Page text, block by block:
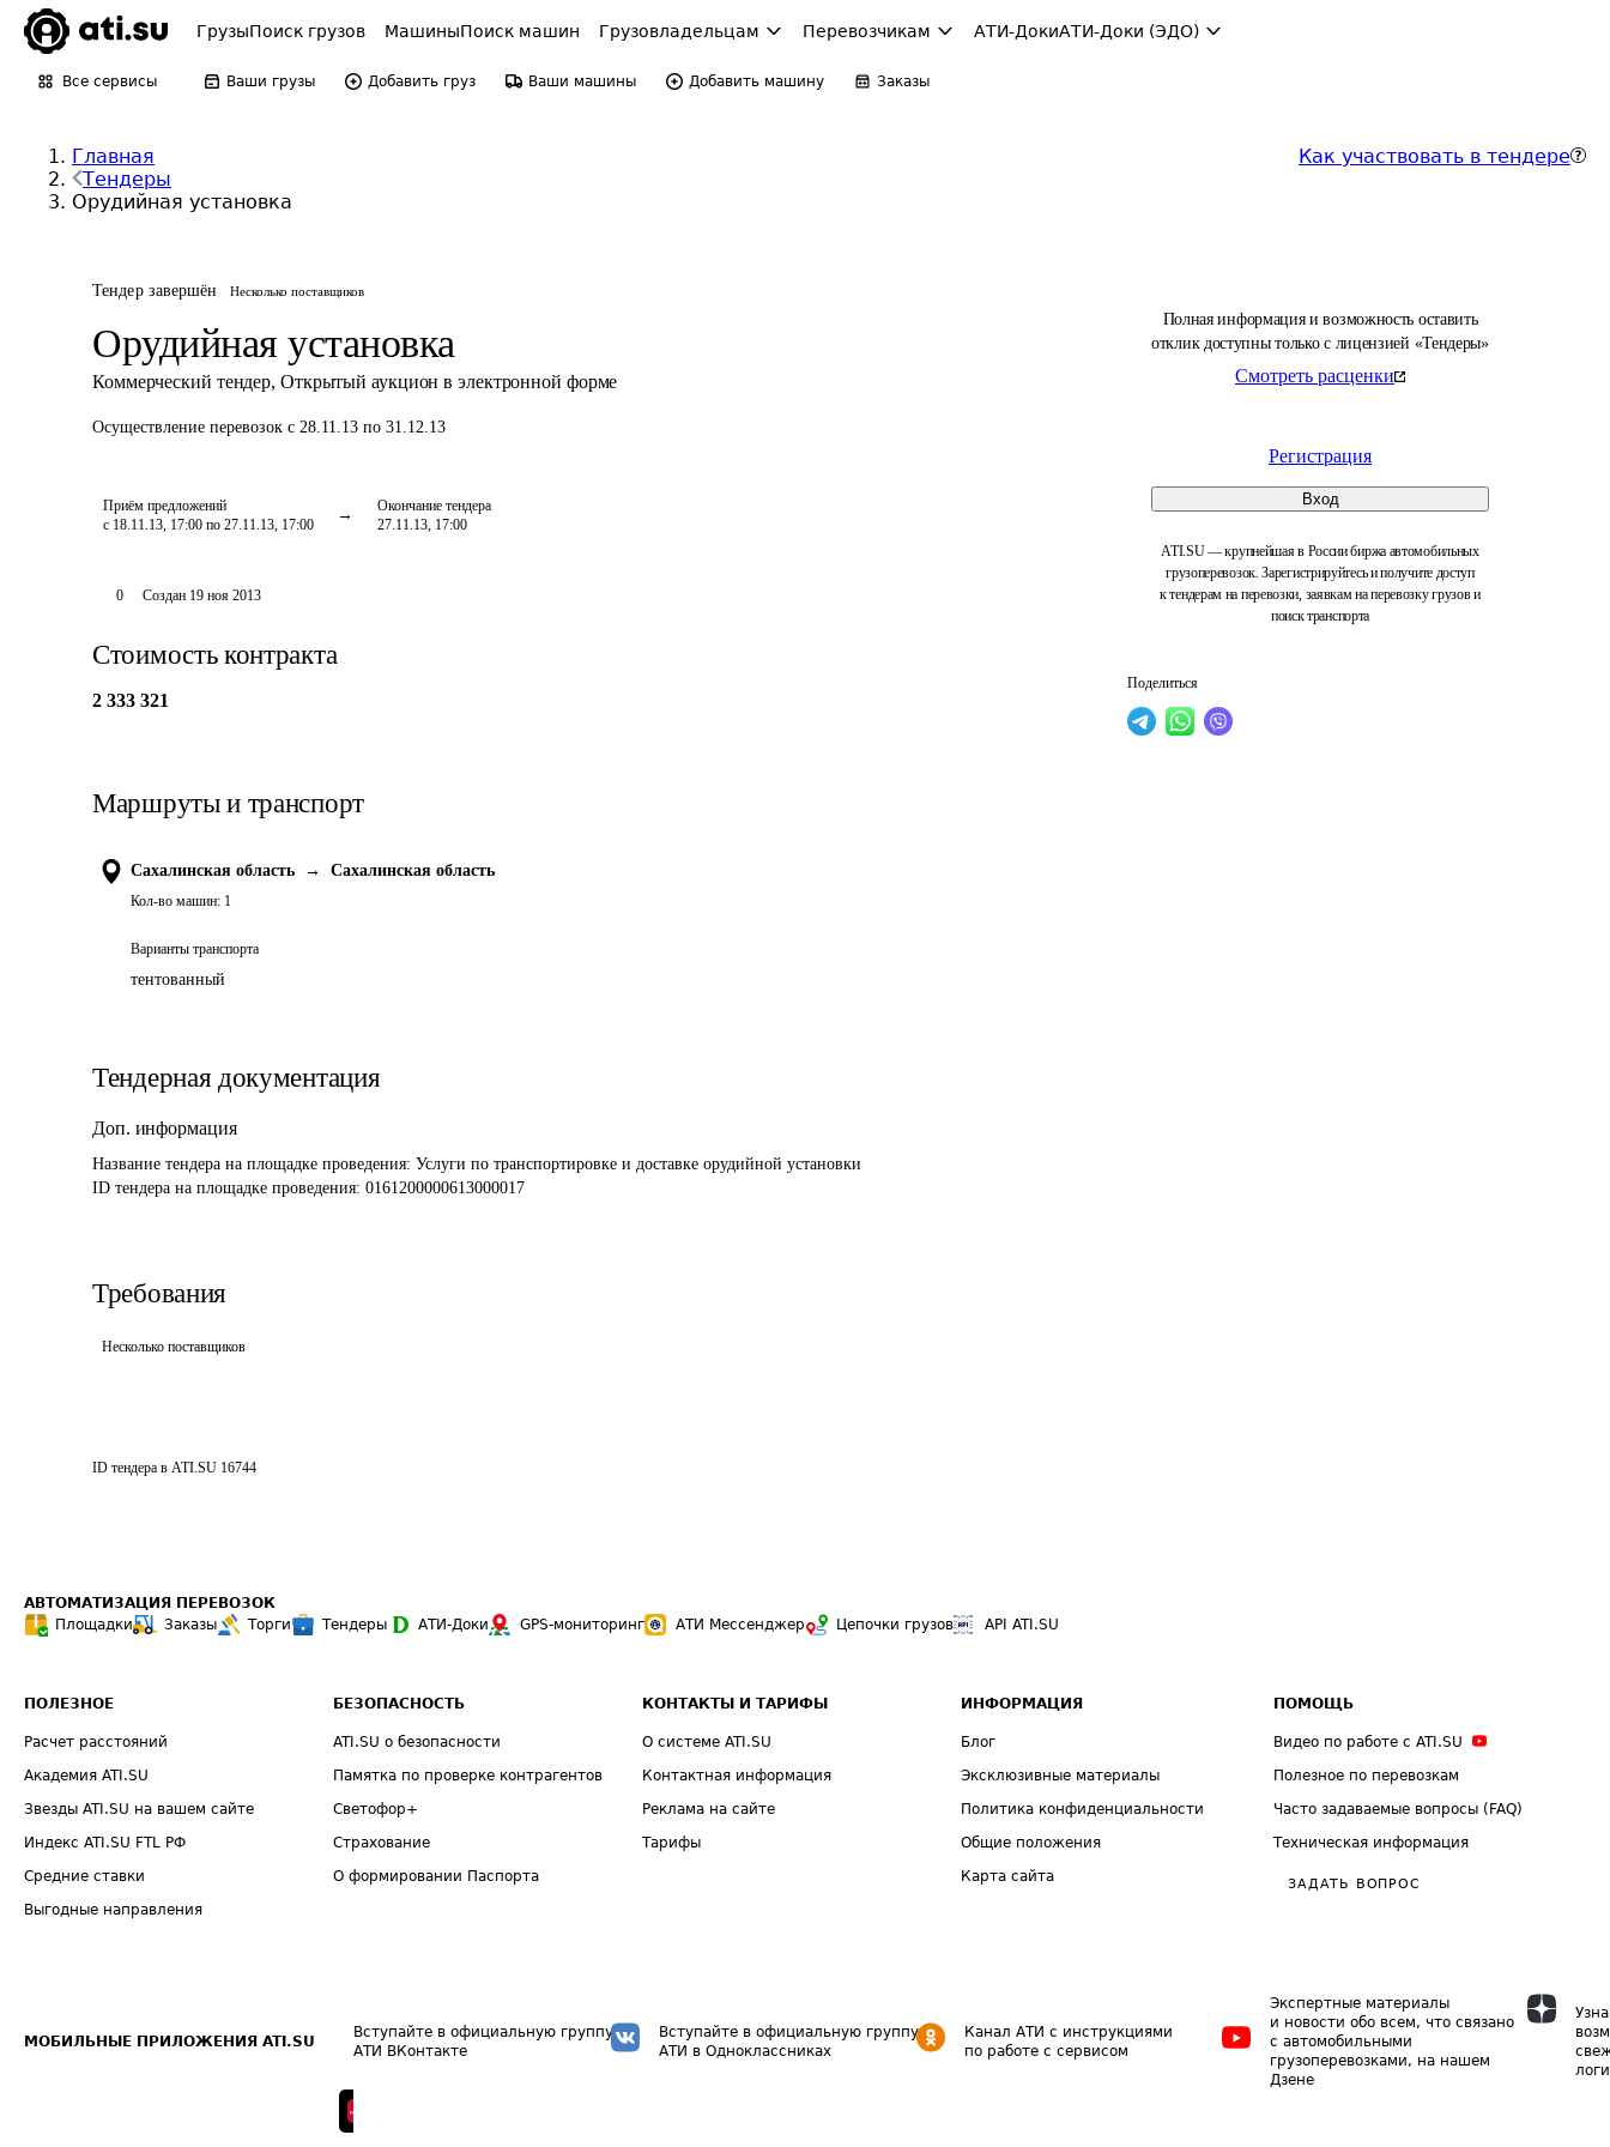
ГрузыПоиск грузов МашиныПоиск машин Грузовладельцам Перевозчикам АТИ-ДокиАТИ-Доки (ЭДО)
Все сервисы Ваши грузы Добавить груз Ваши машины Добавить машину Заказы
Главная
Тендеры
Орудийная установка
Как участвовать в тендере
Тендер завершён Несколько поставщиков
Орудийная установка
Коммерческий тендер, Открытый аукцион в электронной форме
Осуществление перевозок с 28.11.13 по 31.12.13
Приём предложений
с 18.11.13, 17:00 по 27.11.13, 17:00
Окончание тендера
27.11.13, 17:00
Полная информация и возможность оставить
отклик доступны только с лицензией «Тендеры»
Смотреть расценки
Регистрация
Вход
ATI.SU — крупнейшая в России биржа автомобильных
грузоперевозок. Зарегистрируйтесь и получите доступ
к тендерам на перевозки, заявкам на перевозку грузов и
поиск транспорта
Поделиться
0 Создан 19 ноя 2013
Стоимость контракта
2 333 321
Маршруты и транспорт
Сахалинская область → Сахалинская область
Кол-во машин: 1
Варианты транспорта
тентованный
Тендерная документация
Доп. информация
Название тендера на площадке проведения: Услуги по транспортировке и доставке орудийной установки
ID тендера на площадке проведения: 0161200000613000017
Требования
Несколько поставщиков
ID тендера в ATI.SU 16744
АВТОМАТИЗАЦИЯ ПЕРЕВОЗОК
Площадки
Заказы Торги Тендеры АТИ-Доки GPS-мониторинг АТИ Мессенджер Цепочки грузов API ATI.SU
ПОЛЕЗНОЕ
Расчет расстояний
Академия ATI.SU
Звезды ATI.SU на вашем сайте
Индекс ATI.SU FTL РФ
Средние ставки
Выгодные направления
БЕЗОПАСНОСТЬ
ATI.SU о безопасности
Памятка по проверке контрагентов
Светофор+
Страхование
О формировании Паспорта
КОНТАКТЫ И ТАРИФЫ
О системе ATI.SU
Контактная информация
Реклама на сайте
Тарифы
ИНФОРМАЦИЯ
Блог
Эксклюзивные материалы
Политика конфиденциальности
Общие положения
Карта сайта
ПОМОЩЬ
Видео по работе с ATI.SU
Полезное по перевозкам
Часто задаваемые вопросы (FAQ)
Техническая информация
ЗАДАТЬ ВОПРОС
МОБИЛЬНЫЕ ПРИЛОЖЕНИЯ ATI.SU
Вступайте в официальную группу
АТИ ВКонтакте
Вступайте в официальную группу
АТИ в Одноклассниках
Канал АТИ с инструкциями
по работе с сервисом
Экспертные материалы
и новости обо всем, что связано
с автомобильными
грузоперевозками, на нашем
Дзене